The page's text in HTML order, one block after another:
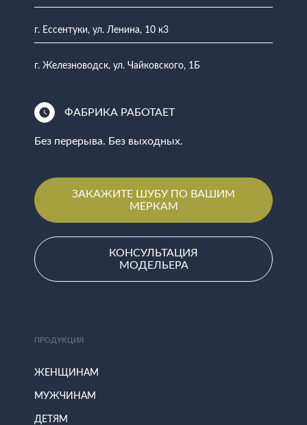
г. Ессентуки, ул. Ленина, 10 к3
г. Железноводск, ул. Чайковского, 1Б
ФАБРИКА РАБОТАЕТ
Без перерыва. Без выходных.
ЗАКАЖИТЕ ШУБУ ПО ВАШИМ
МЕРКАМ
КОНСУЛЬТАЦИЯ
МОДЕЛЬЕРА
ПРОДУКЦИЯ
ЖЕНЩИНАМ
МУЖЧИНАМ
ДЕТЯМ